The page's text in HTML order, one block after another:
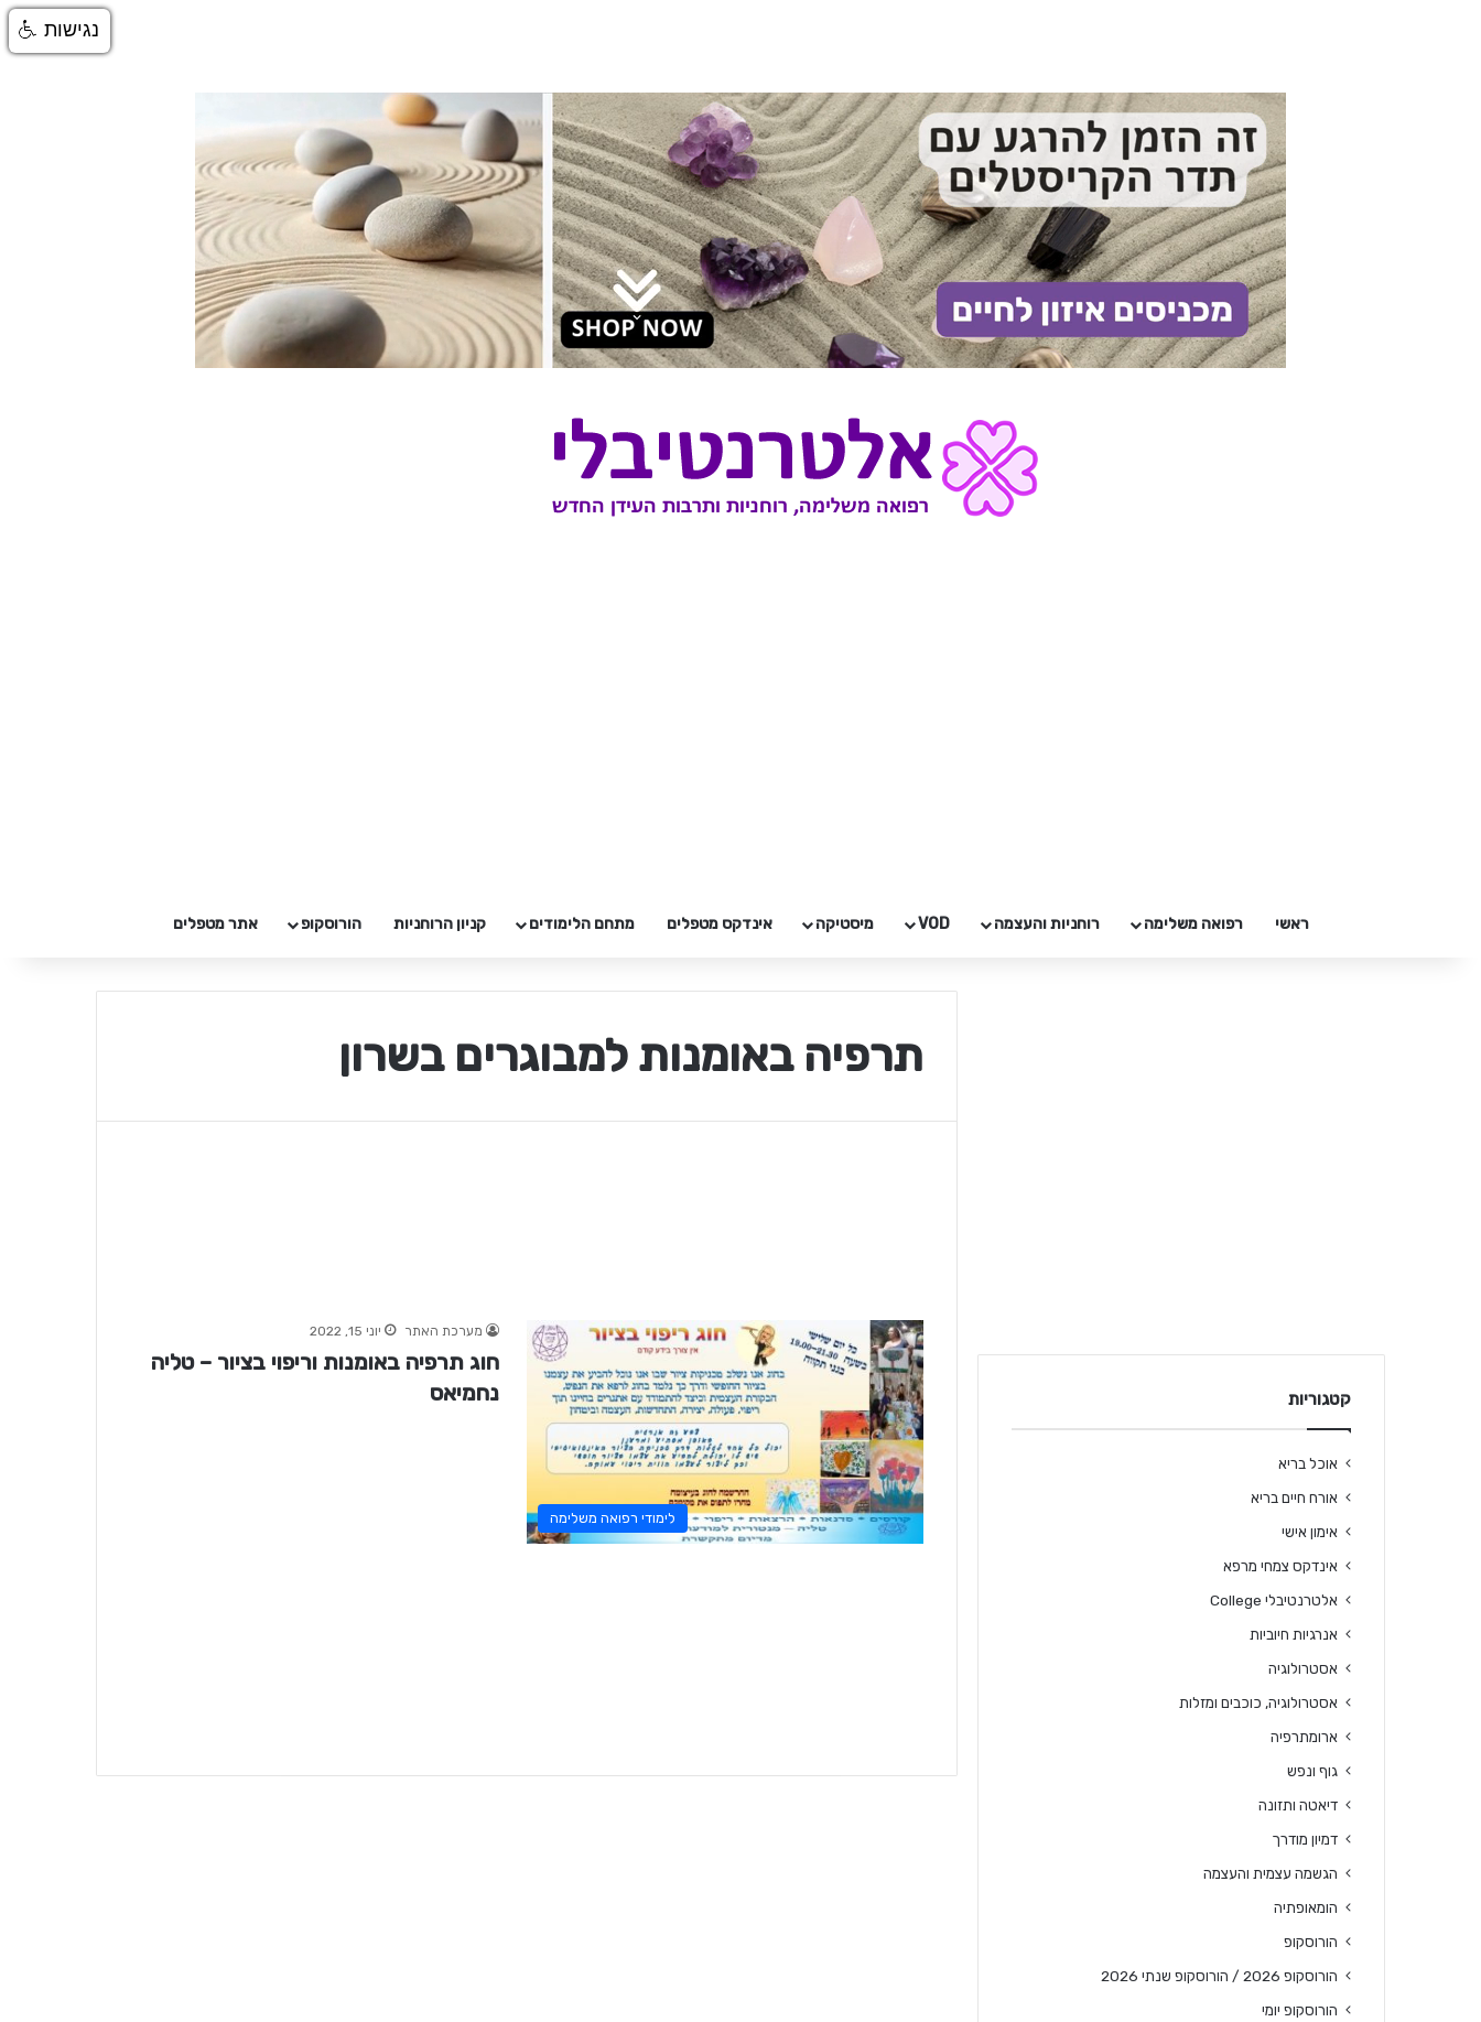
ראשי רפואה משלימה רוחניות והעצמה VOD מיסטיקה אינדקס מטפלים מתחם הלימודים קניון הרוחניות הורוסקופ אתר מטפלים
תרפיה באומנות למבוגרים בשרון
לימודי רפואה משלימה
מערכת האתר יוני 15, 2022
חוג תרפיה באומנות וריפוי בציור – טליה
נחמיאס
קטגוריות
אוכל בריא
אורח חיים בריא
אימון אישי
אינדקס צמחי מרפא
אלטרנטיבלי College
אנרגיות חיוביות
אסטרולוגיה
אסטרולוגיה, כוכבים ומזלות
ארומתרפיה
גוף ונפש
דיאטה ותזונה
דמיון מודרך
הגשמה עצמית והעצמה
הומאופתיה
הורוסקופ
הורוסקופ 2026 / הורוסקופ שנתי 2026
הורוסקופ יומי
נגישות